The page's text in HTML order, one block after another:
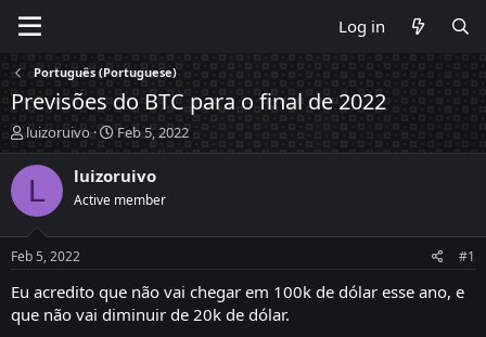
Log in
Português (Portuguese)
Previsões do BTC para o final de 2022
T
h
r
a
d
s
t
a
t
luizoruivo
S
t
a
t
t
e
Feb 5, 2022
L luizoruivo
Active member
Feb 5, 2022 #1
Eu acredito que não vai chegar em 100k de dólar esse ano, e
que não vai diminuir de 20k de dólar.